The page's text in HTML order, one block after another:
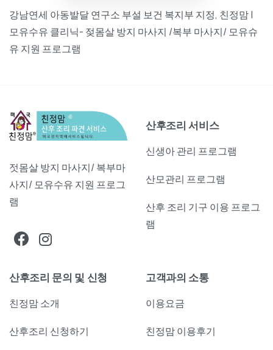
강남연세 아동발달 연구소 부설 보건 복지부 지정, 친정맘 |
모유수유 클리닉- 젖몸살 방지 마사지 /복부 마사지/ 모유슈
유 지원 프로그램
젓몸살 방지 마사지/ 복부마
사지/ 모유수유 지원 프로그
램
산후조리 서비스
신생아 관리 프로그램
산모관리 프로그램
산후 조리 기구 이용 프로그
램
산후조리 문의 및 신청
친정맘 소개
산후조리 신청하기
고객과의 소통
이용요금
친정맘 이용후기